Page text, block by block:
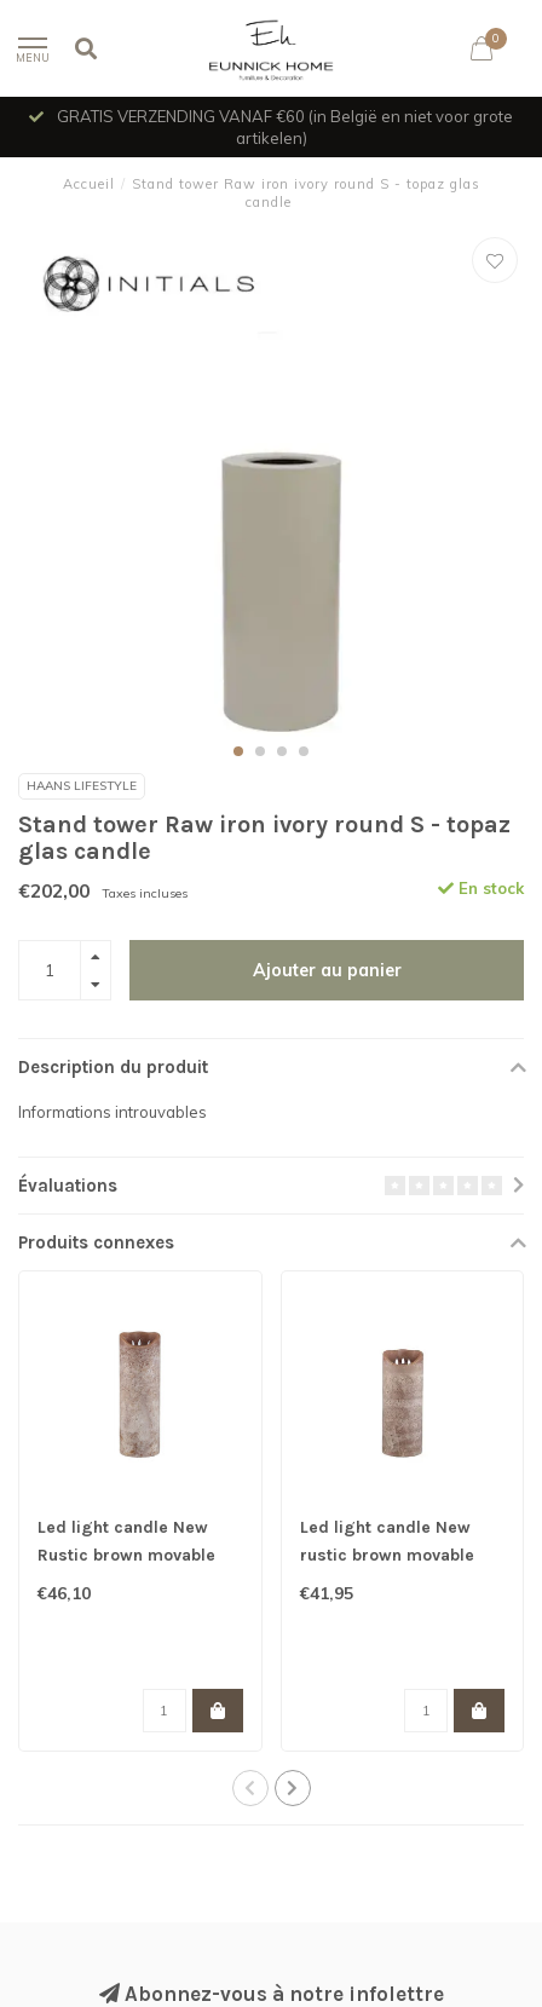
MENU
0
GRATIS VERZENDING VANAF €60 (in België en niet voor grote
artikelen)
Accueil / Stand tower Raw iron ivory round S - topaz glas
candle
HAANS LIFESTYLE
Stand tower Raw iron ivory round S - topaz
glas candle
€202,00 Taxes incluses En stock
Ajouter au panier
Description du produit
Informations introuvables
Évaluations
Produits connexes
Led light candle New
Rustic brown movable
flame L
€46,10
Led light candle New
rustic brown movable
flame M
€41,95
Abonnez-vous à notre infolettre